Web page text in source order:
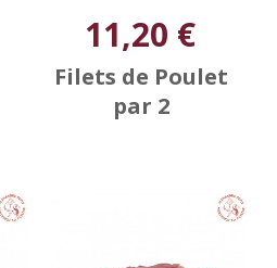
11,20 €
Filets de Poulet
par 2